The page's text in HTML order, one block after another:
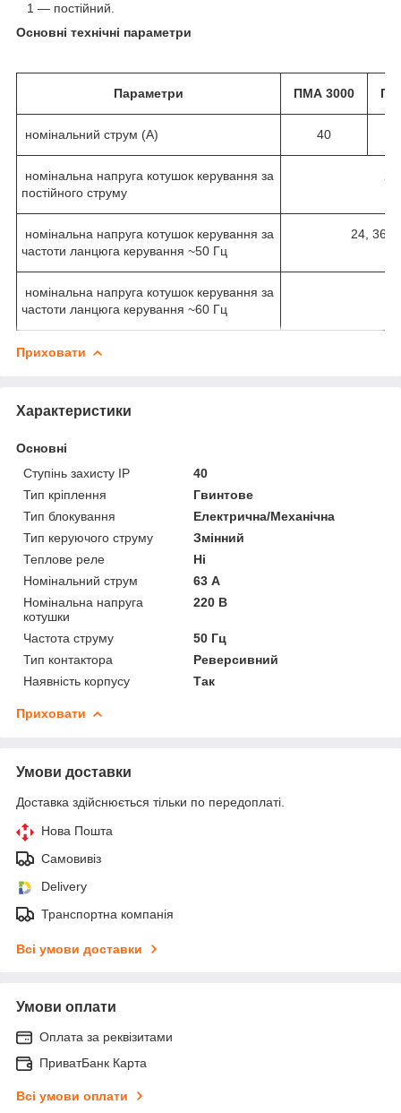
1 — постійний.
Основні технічні параметри
Параметри ПМА 3000
номінальний струм (А) 40
номінальна напруга котушок керування за
постійного струму
номінальна напруга котушок керування за
частоти ланцюга керування ~50 Гц
24, 36,
номінальна напруга котушок керування за
частоти ланцюга керування ~60 Гц
Приховати
Характеристики
Основні
Ступінь захисту IP
40
Тип кріплення
Гвинтове
Тип блокування
Електрична/Механічна
Тип керуючого струму
Змінний
Теплове реле
Ні
Номінальний струм
63 А
Номінальна напруга
котушки
220 В
Частота струму
50 Гц
Тип контактора
Реверсивний
Наявність корпусу
Так
Приховати
Умови доставки
Доставка здійснюється тільки по передоплаті.
Нова Пошта
Самовивіз
Delivery
Транспортна компанія
Всі умови доставки
Умови оплати
Оплата за реквізитами
ПриватБанк Карта
Всі умови оплати